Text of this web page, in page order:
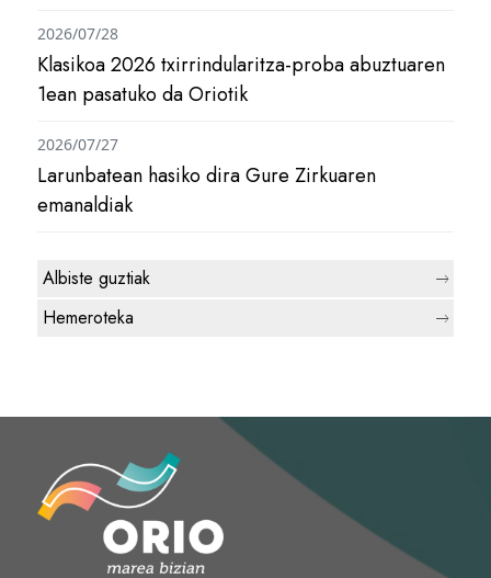
Klasikoa 2026 txirrindularitza-proba abuztuaren
1ean pasatuko da Oriotik
2026/07/28
Larunbatean hasiko dira Gure Zirkuaren
emanaldiak
2026/07/27
Albiste guztiak
Hemeroteka